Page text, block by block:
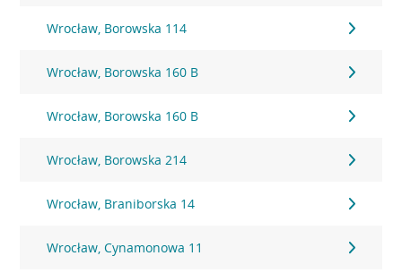
Wrocław, Borowska 114
Wrocław, Borowska 160 B
Wrocław, Borowska 160 B
Wrocław, Borowska 214
Wrocław, Braniborska 14
Wrocław, Cynamonowa 11